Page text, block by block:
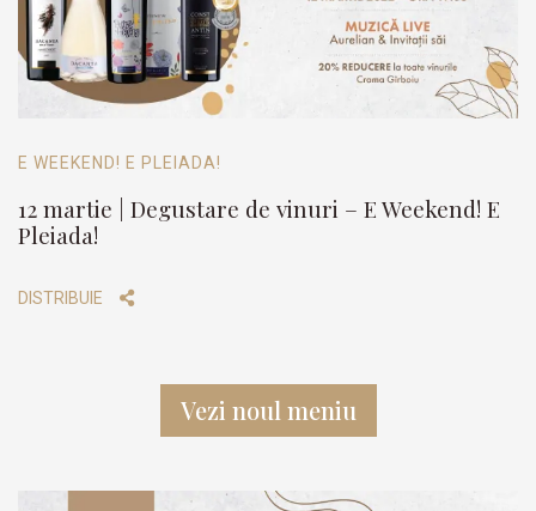
E WEEKEND! E PLEIADA!
12 martie | Degustare de vinuri – E Weekend! E
Pleiada!
DISTRIBUIE
Vezi noul meniu